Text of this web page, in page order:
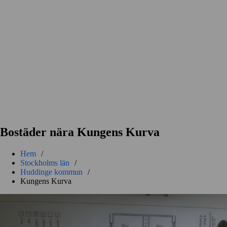
Bostäder nära Kungens Kurva
Hem /
Stockholms län
/
Huddinge kommun
/
Kungens Kurva